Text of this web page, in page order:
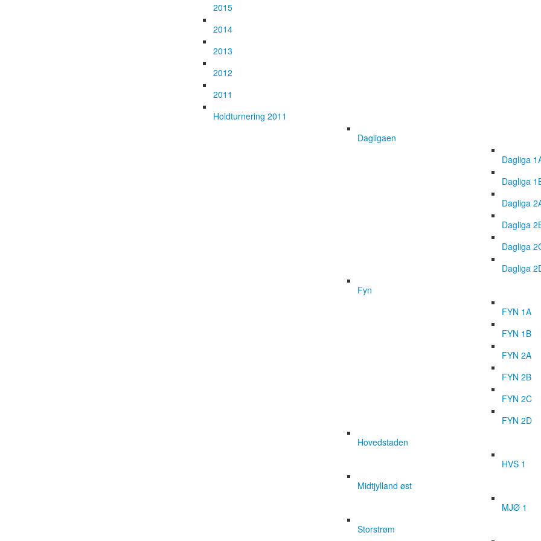
2015
2014
2013
2012
2011
Holdturnering 2011
Dagligaen
Dagliga
Dagliga
Dagliga
Dagliga
Dagliga
Dagliga
Fyn
FYN 1A
FYN 1B
FYN 2A
FYN 2B
FYN 2C
FYN 2D
Hovedstaden
HVS 1
Midtjylland øst
MJØ 1
Storstrøm